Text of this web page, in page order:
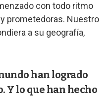
con todo ritmo
prometedoras. Nuestro
a su geografía,
han logrado
Y lo que han hecho